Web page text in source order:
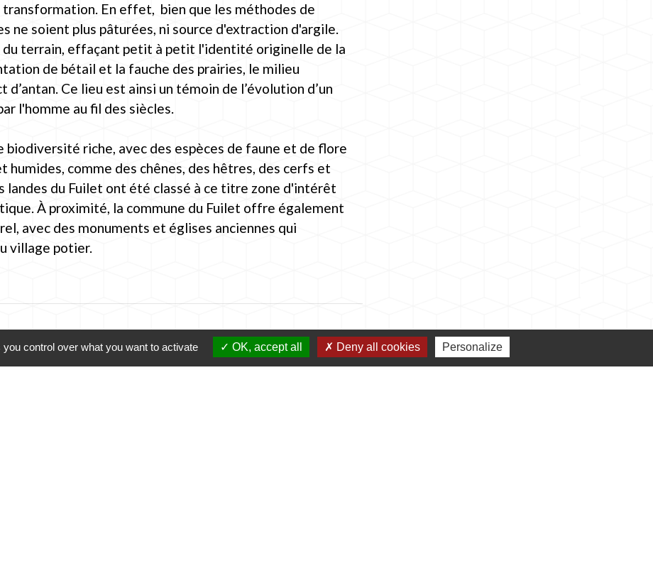
transformation. En effet, bien que les méthodes de
ne soient plus pâturées, ni source d'extraction d'argile.
terrain, effaçant petit à petit l'identité originelle de la
de bétail et la fauche des prairies, le milieu
Ce lieu est ainsi un témoin de l’évolution d’un
l'homme au fil des siècles.
biodiversité riche, avec des espèces de faune et de flore
comme des chênes, des hêtres, des cerfs et
landes du Fuilet ont été classé à ce titre zone d'intérêt
À proximité, la commune du Fuilet offre également
avec des monuments et églises anciennes qui
village potier.
Contacts
control over what you want to activate OK, accept all Deny all cookies Personalize